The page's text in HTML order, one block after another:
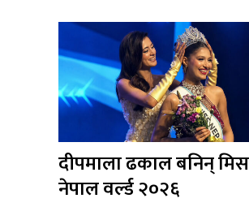
दीपमाला ढकाल बनिन् मिस
नेपाल वर्ल्ड २०२६